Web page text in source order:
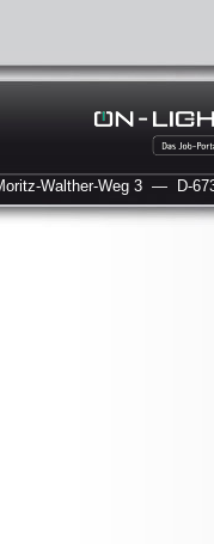
Walther-Weg 3 — D-